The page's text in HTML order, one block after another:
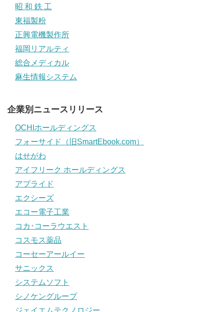
昭 和 鉄 工
東福製粉
正興電機製作所
福岡リアルティ
総合メディカル
麻生情報システム
企業別ニュースリリース
OCHIホールディングス
フォーサイド（旧SmartEbook.com）
はせがわ
アイフリーク ホールディングス
アプライド
エクシーズ
エコー電子工業
コカ･コーラウエスト
コスモス薬品
コーセーアールイー
サニックス
システムソフト
シノケングループ
ジェイエムテクノロジー